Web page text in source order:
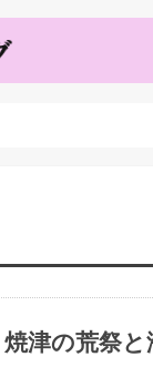
焼津の荒祭